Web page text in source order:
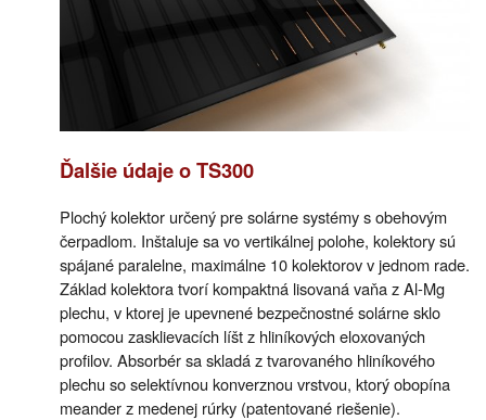
Ďalšie údaje o TS300
Plochý kolektor určený pre solárne systémy s obehovým
čerpadlom. Inštaluje sa vo vertikálnej polohe, kolektory sú
spájané paralelne, maximálne 10 kolektorov v jednom rade.
Základ kolektora tvorí kompaktná lisovaná vaňa z Al-Mg
plechu, v ktorej je upevnené bezpečnostné solárne sklo
pomocou zasklievacích líšt z hliníkových eloxovaných
profilov. Absorbér sa skladá z tvarovaného hliníkového
plechu so selektívnou konverznou vrstvou, ktorý obopína
meander z medenej rúrky (patentované riešenie).